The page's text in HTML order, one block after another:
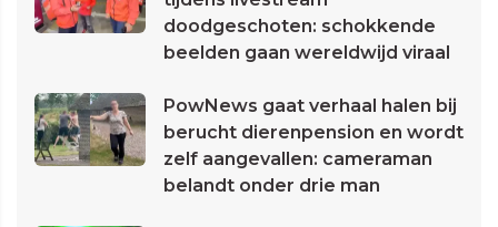
doodgeschoten: schokkende
beelden gaan wereldwijd viraal
PowNews gaat verhaal halen bij
berucht dierenpension en wordt
zelf aangevallen: cameraman
belandt onder drie man